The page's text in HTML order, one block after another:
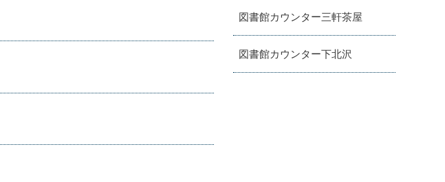
図書館カウンター三軒茶屋
図書館カウンター下北沢